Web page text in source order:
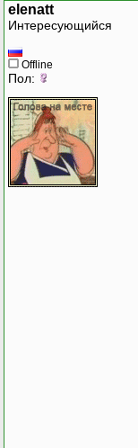
elenatt
Интересующийся
Offline
Пол: